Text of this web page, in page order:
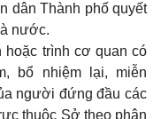
dân Thành phố quyết
nước.
hoặc trình cơ quan có
bổ nhiệm lại, miễn
người đứng đầu các
thuộc Sở theo phân